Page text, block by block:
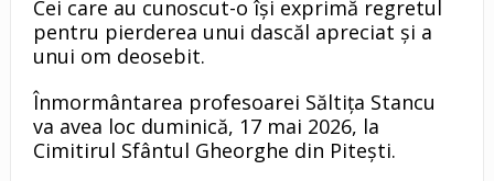
Cei care au cunoscut-o își exprimă regretul
pentru pierderea unui dascăl apreciat și a
unui om deosebit.
Înmormântarea profesoarei Săltița Stancu
va avea loc duminică, 17 mai 2026, la
Cimitirul Sfântul Gheorghe din Pitești.